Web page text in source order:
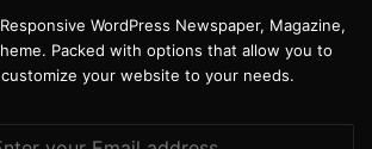
WordPress Newspaper, Magazine,
Packed with options that allow you to
your website to your needs.